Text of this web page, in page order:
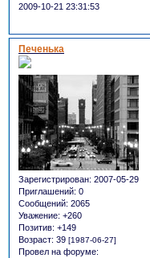
2009-10-21 23:31:53
Печенька
Зарегистрирован: 2007-05-29
Приглашений: 0
Сообщений: 2065
Уважение: +260
Позитив: +149
Возраст: 39 [1987-06-27]
Провел на форуме: